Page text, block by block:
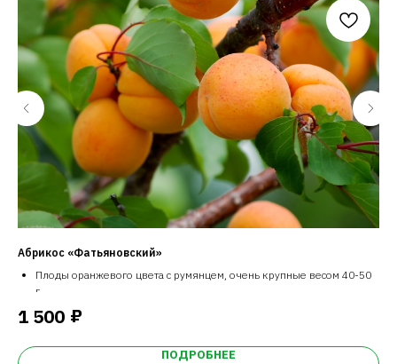
Абрикос «Фатьяновский»
Плоды оранжевого цвета с румянцем, очень крупные весом 40-50
г.
Косточка хорошо отделяется.
1 500 ₽
ПОДРОБНЕЕ